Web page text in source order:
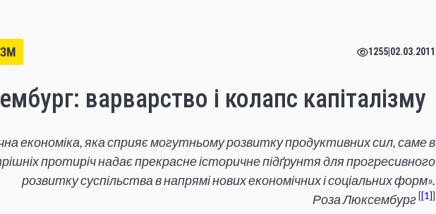
1255 02.03.2011
варварство і колапс капіталізму
економіка, яка сприяє могутньому розвитку продуктивних сил, саме в
протиріч надає прекрасне історичне підґрунтя для прогресивного
розвитку суспільства в напрямі нових економічних і соціальних форм».
Роза Люксембург [ 1 ]